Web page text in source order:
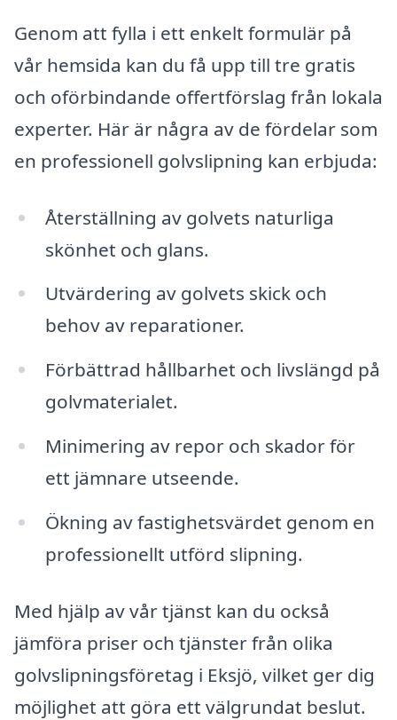
Genom att fylla i ett enkelt formulär på
vår hemsida kan du få upp till tre gratis
och oförbindande offertförslag från lokala
experter. Här är några av de fördelar som
en professionell golvslipning kan erbjuda:
Återställning av golvets naturliga
skönhet och glans.
Utvärdering av golvets skick och
behov av reparationer.
Förbättrad hållbarhet och livslängd på
golvmaterialet.
Minimering av repor och skador för
ett jämnare utseende.
Ökning av fastighetsvärdet genom en
professionellt utförd slipning.
Med hjälp av vår tjänst kan du också
jämföra priser och tjänster från olika
golvslipningsföretag i Eksjö, vilket ger dig
möjlighet att göra ett välgrundat beslut.